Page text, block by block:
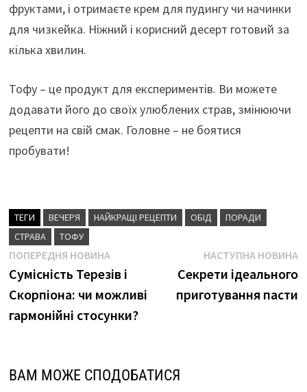
фруктами, і отримаєте крем для пудингу чи начинки
для чизкейка. Ніжний і корисний десерт готовий за
кілька хвилин.
Тофу – це продукт для експериментів. Ви можете
додавати його до своїх улюблених страв, змінюючи
рецепти на свій смак. Головне – не боятися
пробувати!
ТЕГИ ВЕЧЕРЯ НАЙКРАЩІ РЕЦЕПТИ ОБІД
ПОРАДИ
СТРАВА
ТОФУ
Навігація
записів
ПОПЕРЕДНЯ НОВИНАПопередня
новина
Сумісність Терезів і
Скорпіона: чи можливі
гармонійні стосунки?
НАСТУПНА НОВИНА
Секрети ідеального
приготування пасти
ВАМ МОЖЕ СПОДОБАТИСЯ